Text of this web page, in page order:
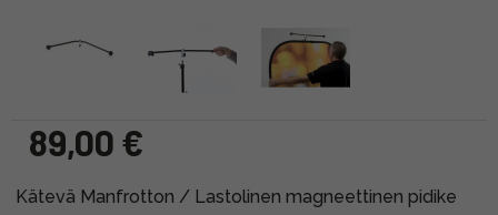
89,00 €
Kätevä Manfrotton / Lastolinen magneettinen pidike